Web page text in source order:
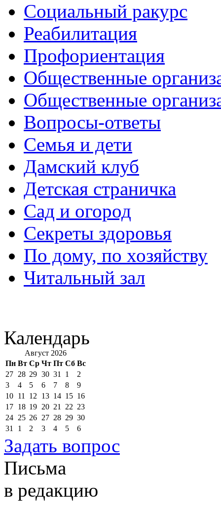
Социальный ракурс
Реабилитация
Профориентация
Общественные
Общественные
Вопросы-ответы
Семья и дети
Дамский клуб
Детская страничка
Сад и огород
Секреты здоровья
По дому, по хозяйству
Читальный зал
Календарь
Август 2026
Пн Вт Ср Чт Пт Сб Вс
27 28 29 30 31 1
2
3
4 5 6 7 8
9
10 11 12 13 14 15 16
17 18 19 20 21 22 23
24 25 26 27 28 29 30
31
1 2 3 4 5 6
Задать вопрос
Письма
в редакцию